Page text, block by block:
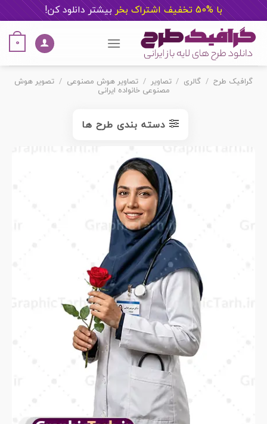
با %50 تخفیف اشتراک بخر بیشتر دانلود کن!
content
0
گرافیک طرح / گالری / تصاویر / تصاویر هوش مصنوعی / تصویر هوش
مصنوعی خانواده ایرانی
دسته بندی طرح ها